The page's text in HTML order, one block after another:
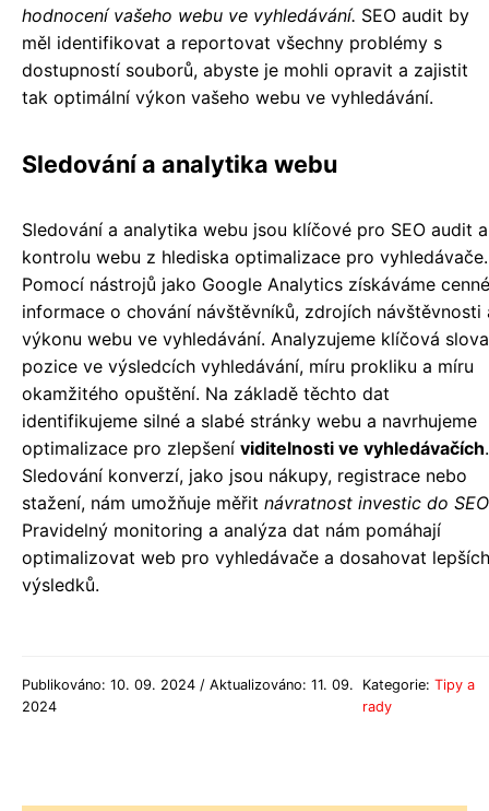
hodnocení vašeho webu ve vyhledávání. SEO audit by
měl identifikovat a reportovat všechny problémy s
dostupností souborů, abyste je mohli opravit a zajistit
tak optimální výkon vašeho webu ve vyhledávání.
Sledování a analytika webu
Sledování a analytika webu jsou klíčové pro SEO audit a
kontrolu webu z hlediska optimalizace pro vyhledávače.
Pomocí nástrojů jako Google Analytics získáváme cenné
informace o chování návštěvníků, zdrojích návštěvnosti
výkonu webu ve vyhledávání. Analyzujeme klíčová
pozice ve výsledcích vyhledávání, míru prokliku a míru
okamžitého opuštění. Na základě těchto dat
identifikujeme silné a slabé stránky webu a navrhujeme
optimalizace pro zlepšení viditelnosti ve vyhledávačích.
Sledování konverzí, jako jsou nákupy, registrace nebo
stažení, nám umožňuje měřit návratnost investic do SEO
Pravidelný monitoring a analýza dat nám pomáhají
optimalizovat web pro vyhledávače a dosahovat lepších
výsledků.
Publikováno: 10. 09. 2024 / Aktualizováno: 11. 09.
2024
Kategorie:Tipy a
rady